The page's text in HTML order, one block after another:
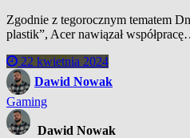
Zgodnie z tegorocznym tematem
plastik”, Acer nawiązał
22 kwietnia 2024
Dawid Nowak
Gaming
Dawid Nowak